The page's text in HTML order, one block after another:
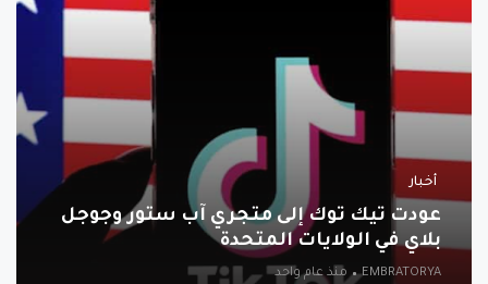
أخبار
عودت تيك توك إلى متجري آب ستور وجوجل
بلاي في الولايات المتحدة
EMBRATORYA منذ عام واحد